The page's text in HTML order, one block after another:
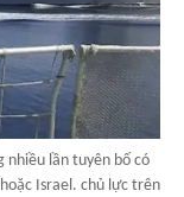
nhiều lần tuyên bố có
Israel. chủ lực trên